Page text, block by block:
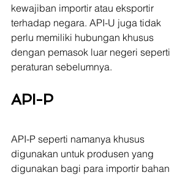
kewajiban importir atau eksportir
terhadap negara. API-U juga tidak
perlu memiliki hubungan khusus
dengan pemasok luar negeri seperti
peraturan sebelumnya.
API-P
API-P seperti namanya khusus
digunakan untuk produsen yang
digunakan bagi para importir bahan